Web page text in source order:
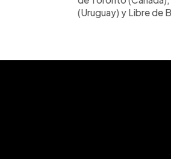
(Uruguay) y Libre de